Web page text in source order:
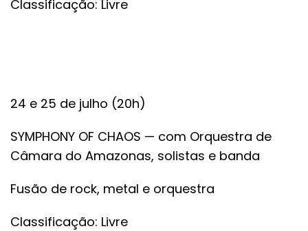
Classificação: Livre
24 e 25 de julho (20h)
SYMPHONY OF CHAOS — com Orquestra de
Câmara do Amazonas, solistas e banda
Fusão de rock, metal e orquestra
Classificação: Livre